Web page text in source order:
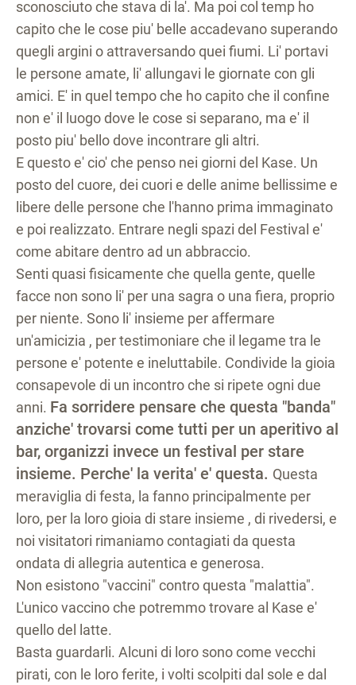
sconosciuto che stava di la'. Ma poi col temp ho
capito che le cose piu' belle accadevano superando
quegli argini o attraversando quei fiumi. Li' portavi
le persone amate, li' allungavi le giornate con gli
amici. E' in quel tempo che ho capito che il confine
non e' il luogo dove le cose si separano, ma e' il
posto piu' bello dove incontrare gli altri.
E questo e' cio' che penso nei giorni del Kase. Un
posto del cuore, dei cuori e delle anime bellissime e
libere delle persone che l'hanno prima immaginato
e poi realizzato. Entrare negli spazi del Festival e'
come abitare dentro ad un abbraccio.
Senti quasi fisicamente che quella gente, quelle
facce non sono li' per una sagra o una fiera, proprio
per niente. Sono li' insieme per affermare
un'amicizia , per testimoniare che il legame tra le
persone e' potente e ineluttabile. Condivide la gioia
consapevole di un incontro che si ripete ogni due
anni. Fa sorridere pensare che questa "banda"
anziche' trovarsi come tutti per un aperitivo al
bar, organizzi invece un festival per stare
insieme. Perche' la verita' e' questa. Questa
meraviglia di festa, la fanno principalmente per
loro, per la loro gioia di stare insieme , di rivedersi, e
noi visitatori rimaniamo contagiati da questa
ondata di allegria autentica e generosa.
Non esistono "vaccini" contro questa "malattia".
L'unico vaccino che potremmo trovare al Kase e'
quello del latte.
Basta guardarli. Alcuni di loro sono come vecchi
pirati, con le loro ferite, i volti scolpiti dal sole e dal